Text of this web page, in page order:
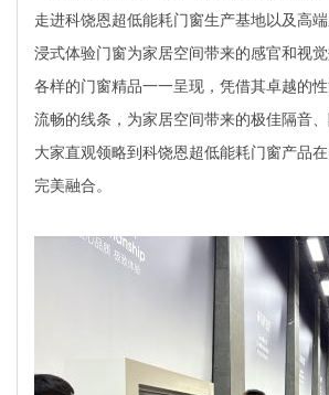
走进科饶恩超低能耗门窗生产基地以及高
浸式体验门窗为家居空间带来的感官和视
各样的门窗精品一一呈现，凭借其卓越的性
流畅的线条，为家居空间带来的极佳隔音
大家直观领略到科饶恩超低能耗门窗产品
完美融合。